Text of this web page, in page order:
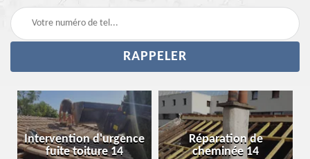
Intervention d'urgence
fuite toiture 14
Réparation de
cheminée 14